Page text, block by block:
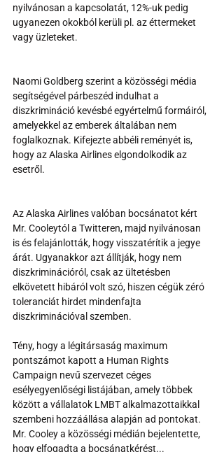
nyilvánosan a kapcsolatát, 12%-uk pedig
ugyanezen okokból kerüli pl. az éttermeket
vagy üzleteket.
Naomi Goldberg szerint a közösségi média
segítségével párbeszéd indulhat a
diszkrimináció kevésbé egyértelmű formáiról,
amelyekkel az emberek általában nem
foglalkoznak. Kifejezte abbéli reményét is,
hogy az Alaska Airlines elgondolkodik az
esetről.
Az Alaska Airlines valóban bocsánatot kért
Mr. Cooleytól a Twitteren, majd nyilvánosan
is és felajánlották, hogy visszatérítik a jegye
árát. Ugyanakkor azt állítják, hogy nem
diszkriminációról, csak az ültetésben
elkövetett hibáról volt szó, hiszen cégük zéró
toleranciát hirdet mindenfajta
diszkriminációval szemben.
Tény, hogy a légitársaság maximum
pontszámot kapott a Human Rights
Campaign nevű szervezet céges
esélyegyenlőségi listájában, amely többek
között a vállalatok LMBT alkalmazottaikkal
szembeni hozzáállása alapján ad pontokat.
Mr. Cooley a közösségi médián bejelentette,
hogy elfogadta a bocsánatkérést...